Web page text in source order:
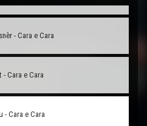
- Cara e Cara
Cara e Cara
Cara e Cara